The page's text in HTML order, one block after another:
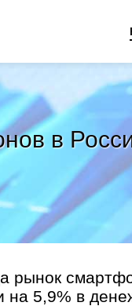
в
рынок
на 5,9% в